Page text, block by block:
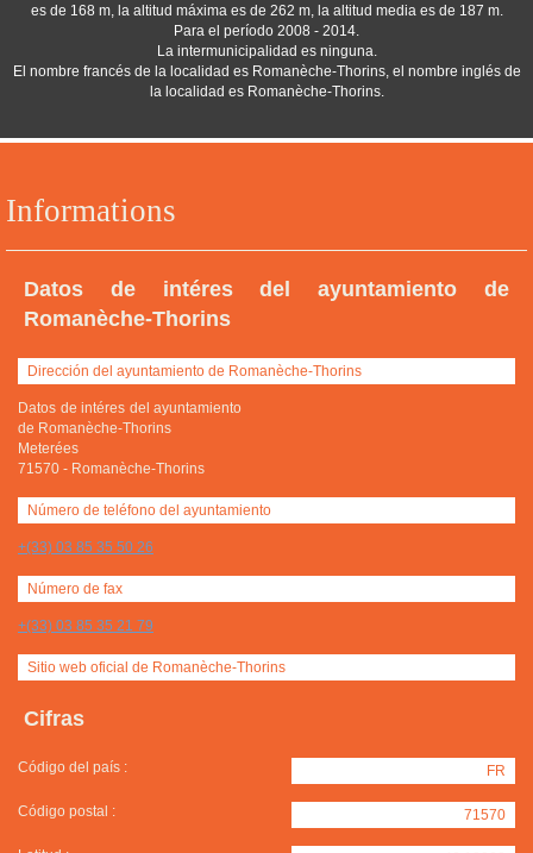
Informations
Datos de intéres del ayuntamiento de
Romanèche-Thorins
Dirección del ayuntamiento de Romanèche-Thorins
Datos de intéres del ayuntamiento
de Romanèche-Thorins
Meterées
71570 - Romanèche-Thorins
Número de teléfono del ayuntamiento
+(33) 03 85 35 50 26
Número de fax
+(33) 03 85 35 21 79
Sitio web oficial de Romanèche-Thorins
Cifras
Código del país : FR
Código postal : 71570
es de 168 m, la altitud máxima es de 262 m, la altitud media es de 187 m.
Para el período 2008 - 2014.
La intermunicipalidad es ninguna.
El nombre francés de la localidad es Romanèche-Thorins, el nombre inglés de
la localidad es Romanèche-Thorins.